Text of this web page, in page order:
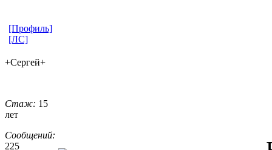
[Профиль]
[ЛС]
+Сергей+
Стаж: 15
лет
Сообщений:
225